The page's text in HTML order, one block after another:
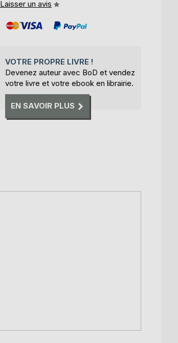
Laisser un avis
VOTRE PROPRE LIVRE !
Devenez auteur avec BoD et vendez
votre livre et votre ebook en librairie.
EN SAVOIR PLUS